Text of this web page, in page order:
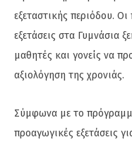
εξεταστικής περιόδου.
εξετάσεις στα Γυμνάσια
μαθητές και γονείς να
αξιολόγηση της χρονιάς.
Σύμφωνα με το
προαγωγικές εξετάσεις